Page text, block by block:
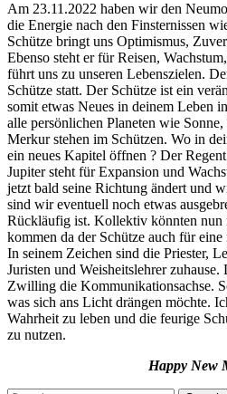
Am 23.11.2022 haben wir den
die Energie nach den Finsternissen
Schütze bringt uns Optimismus,
Ebenso steht er für Reisen,
führt uns zu unseren Lebenszielen.
Schütze statt. Der Schütze ist ein
somit etwas Neues in deinem Leben
alle persönlichen Planeten wie
Merkur stehen im Schützen. Wo in
ein neues Kapitel öffnen ? Der
Jupiter steht für Expansion und
jetzt bald seine Richtung ändert und
sind wir eventuell noch etwas
Rückläufig ist. Kollektiv könnten nun
kommen da der Schütze auch für
In seinem Zeichen sind die Priester,
Juristen und Weisheitslehrer
Zwilling die Kommunikationsachse.
was sich ans Licht drängen möchte.
Wahrheit zu leben und die feurige
zu nutzen.
Happy New